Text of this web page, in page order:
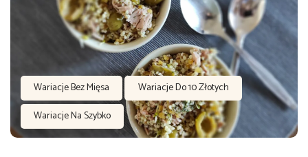
Wariacje Bez Mięsa
Wariacje Do 10 Złotych
Wariacje Na Szybko